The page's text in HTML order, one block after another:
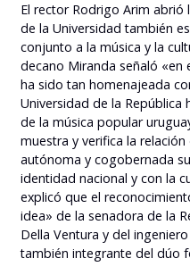
El rector Rodrigo Arim
de la Universidad también
conjunto a la música y la
decano Miranda señaló «en
ha sido tan homenajeada
Universidad de la República
de la música popular
muestra y verifica la
autónoma y cogobernada
identidad nacional y con la
explicó que el
idea» de la senadora de la
Della Ventura y del
también integrante del dúo